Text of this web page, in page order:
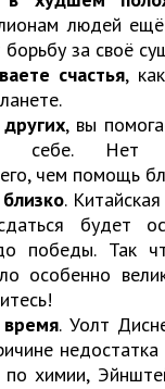
людей
за своё
счастья,
, вы
себе. Нет
чем помощь
.
будет
победы. Так
особенно
. Уолт
по химии,